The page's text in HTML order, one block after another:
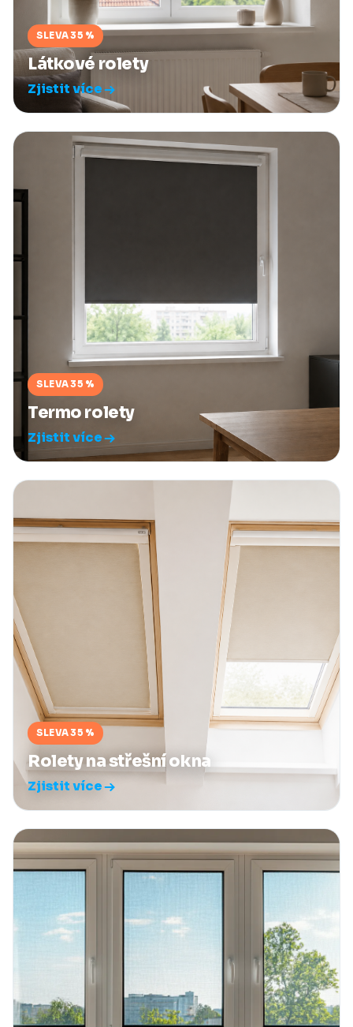
SLEVA 35 %
Látkové rolety
Zjistit více
SLEVA 35 %
Termo rolety
Zjistit více
SLEVA 35 %
Rolety na střešní okna
Zjistit více